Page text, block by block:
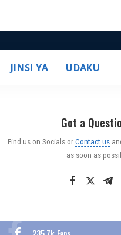
JINSI YA UDAKU
Got a
Find us on Socials orContact us
as soon as